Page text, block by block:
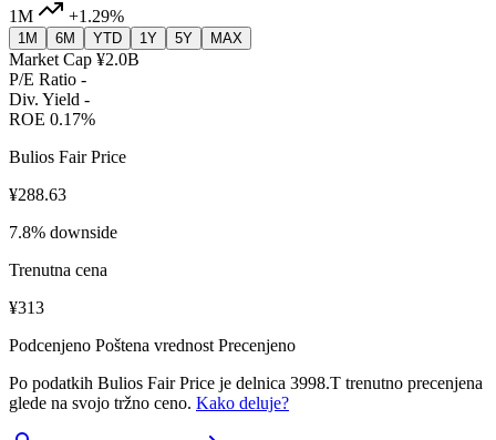
1M
+1.29%
1M 6M YTD 1Y 5Y MAX
Market Cap ¥2.0B
P/E Ratio -
Div. Yield -
ROE 0.17%
Bulios Fair Price
¥288.63
7.8% downside
Trenutna cena
¥313
Podcenjeno Poštena vrednost Precenjeno
Po podatkih Bulios Fair Price je delnica 3998.T trenutno precenjena
glede na svojo tržno ceno. Kako deluje?